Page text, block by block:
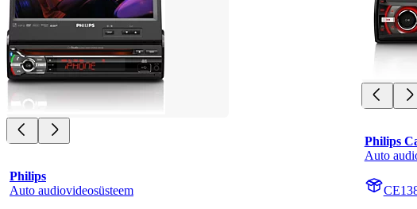
Philips
Auto audiovideosüsteem
Philips
Auto